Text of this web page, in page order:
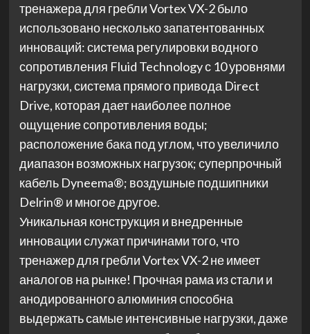
тренажера для гребли Vortex VX-2 было
использовано несколько запатентованных
инноваций: система регулировки водного
сопротивления Fluid Technology с 10 уровнями
нагрузки, система прямого привода Direct
Drive, которая дает наиболее полное
ощущение сопротивления воды;
расположение бака под углом, что увеличило
диапазон возможных нагрузок; суперпрочный
кабель Dyneema®; воздушные подшипники
Delrin® и многое другое.
Уникальная конструкция и внедренные
инновации служат причинами того, что
тренажер для гребли Vortex VX-2 не имеет
аналогов на рынке! Прочная рама из стали и
анодированного алюминия способна
выдержать самые интенсивные нагрузки, даже